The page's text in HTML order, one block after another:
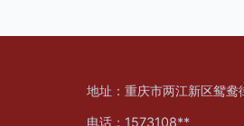
地址：重庆市两江新区鸳
电话：1573108**